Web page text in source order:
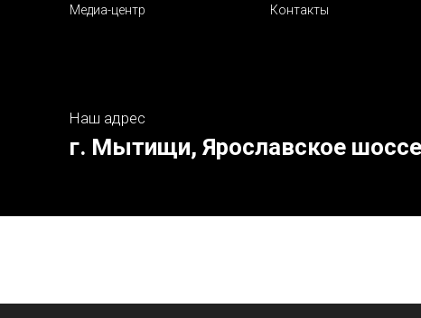
Медиа-центр
Контакты
Наш адрес
г. Мытищи, Ярославское